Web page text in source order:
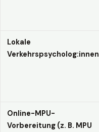
Lokale
Verkehrspsycholog:innen
Online-MPU-
Vorbereitung (z. B. MPU